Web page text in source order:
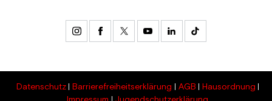
Datenschutz Barrierefreiheitserklärung AGB
Hausordnung